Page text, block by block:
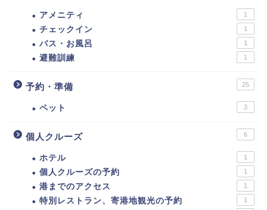
アメニティ 1
チェックイン 1
バス・お風呂 1
避難訓練 1
予約・準備 25
ペット 3
個人クルーズ 6
ホテル 1
個人クルーズの予約 1
港までのアクセス 1
特別レストラン、寄港地観光の予約 1